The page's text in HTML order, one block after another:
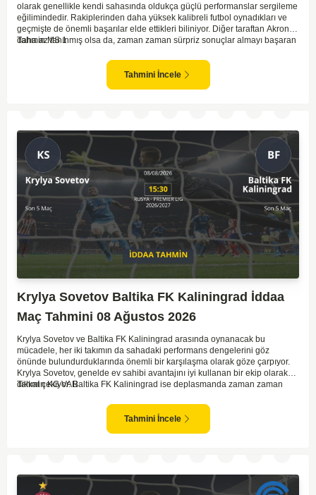
olarak genellikle kendi sahasında oldukça güçlü performanslar sergileme
eğilimindedir. Rakiplerinden daha yüksek kalibreli futbol oynadıkları ve
geçmişte de önemli başarılar elde ettikleri biliniyor. Diğer taraftan Akron,
daha az tanınmış olsa da, zaman zaman sürpriz sonuçlar almayı başaran
ve güçlü ekipler karşısında istikrarlı bir performans sergilemekte
zorlanabilirler. Lokomotiv Moscow'un mevcut form durumunun ve evinde
oynama avantajının, bu karşılaşmada belirleyici olması muhtemel
Tahmin MS 1
Tahmini İncele
Krylya Sovetov Baltika FK Kaliningrad İddaa
Maç Tahmini 08 Ağustos 2026
Krylya Sovetov ve Baltika FK Kaliningrad arasında oynanacak bu
mücadele, her iki takımın da sahadaki performans dengelerini göz
önünde bulundurduklarında önemli bir karşılaşma olarak göze çarpıyor.
Krylya Sovetov, genelde ev sahibi avantajını iyi kullanan bir ekip olarak
dikkat çekiyor. Baltika FK Kaliningrad ise deplasmanda zaman zaman
ve seyirci desteğini arkasına alarak gol yollarında etkili olması, maçın
seyrini değiştirebilecek bir faktör olarak değerlendiriliyor. Bununla birlikte,
Baltika'nın savunma direncini kırabilmesi, maçı daha heyecanlı hale
Tahmin KG VAR
Tahmini İncele